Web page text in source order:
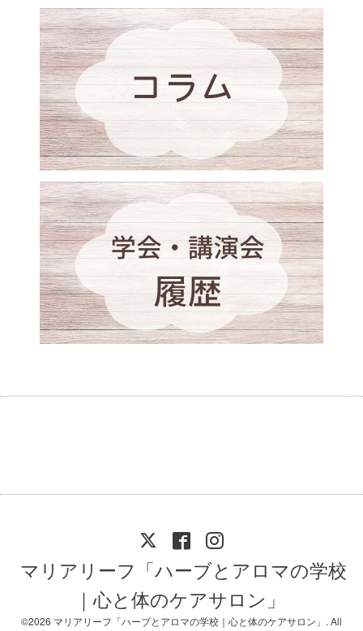
マリアリーフ「ハーブとアロマの学校
｜心と体のケアサロン」
©2026 マリアリーフ「ハーブとアロマの学校｜心と体のケアサロン」 . All